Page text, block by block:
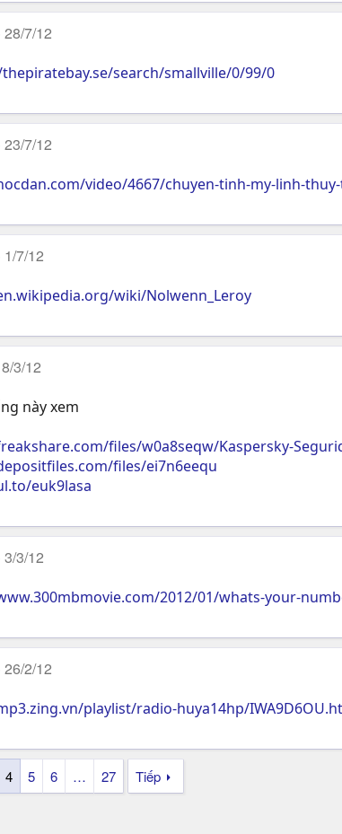
28/7/12
search/smallville/0/99/0
23/7/12
video/4667/chuyen-tinh-my-linh-
1/7/12
wiki/Nolwenn_Leroy
3/12
này xem
files/w0a8seqw/Kaspersky-
files/ei7n6eequ
euk9lasa
3/3/12
2012/01/whats-your-
26/2/12
playlist/radio-huya14hp/
4 5 6 … 27 Tiếp